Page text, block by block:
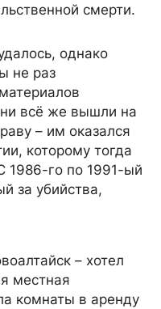
смерти.
однако
не раз
всё же вышли на
– им оказался
которому тогда
1986-го по 1991-ый
за убийства,
– хотел
местная
комнаты в аренду